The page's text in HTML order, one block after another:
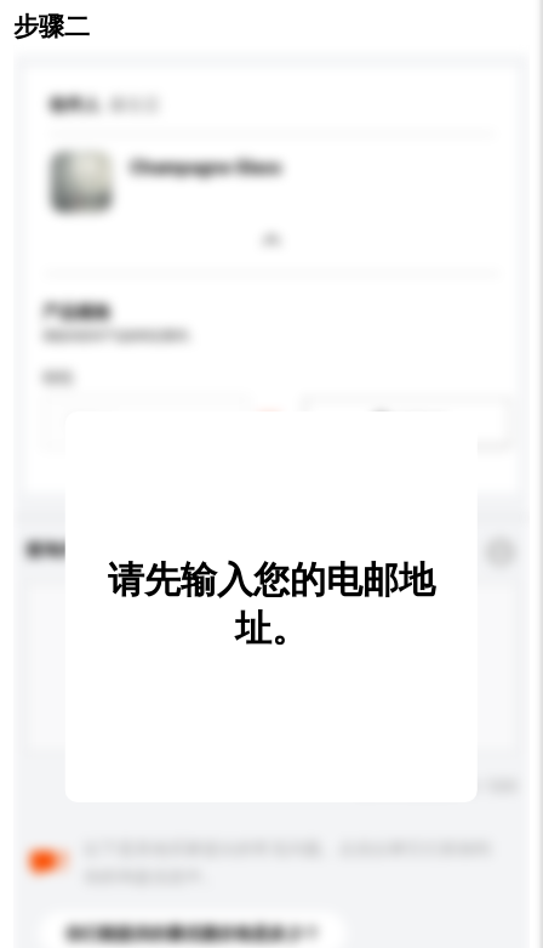
步骤二
收件人
Champagne Glass
产品规格
查询内容
你们能提供的最优惠价格是多少？
请先输入您的电邮地
址。